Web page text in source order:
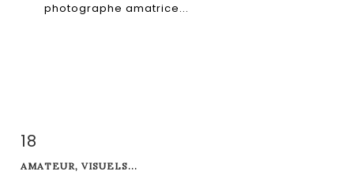
Fiche détaillée
18
AMATEUR, VISUELS...